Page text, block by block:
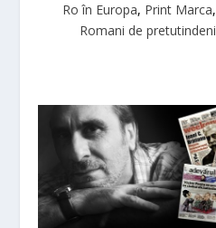
Ro în Europa, Print Marca,
Romani de pretutindeni